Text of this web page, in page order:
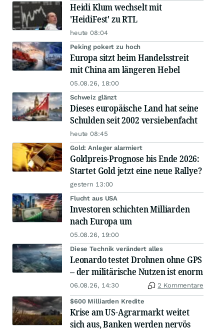
Heidi Klum wechselt mit
'HeidiFest' zu RTL
heute 08:04
Peking pokert zu hoch
Europa sitzt beim Handelsstreit
mit China am längeren Hebel
05.08.26, 18:00
Schweiz glänzt
Dieses europäische Land hat seine
Schulden seit 2002 versiebenfacht
heute 08:45
Gold: Anleger alarmiert
Goldpreis-Prognose bis Ende 2026:
Startet Gold jetzt eine neue Rallye?
gestern 13:00
Flucht aus USA
Investoren schichten Milliarden
nach Europa um
05.08.26, 19:00
Diese Technik verändert alles
Leonardo testet Drohnen ohne GPS
– der militärische Nutzen ist enorm
06.08.26, 14:30 2 Kommentare
$600 Milliarden Kredite
Krise am US-Agrarmarkt weitet
sich aus, Banken werden nervös